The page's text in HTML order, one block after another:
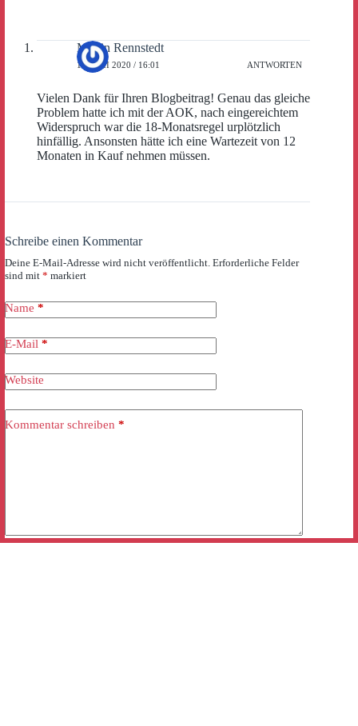
Martin Rennstedt
10. JULI 2020 / 16:01 ANTWORTEN
Vielen Dank für Ihren Blogbeitrag! Genau das gleiche
Problem hatte ich mit der AOK, nach eingereichtem
Widerspruch war die 18-Monatsregel urplötzlich
hinfällig. Ansonsten hätte ich eine Wartezeit von 12
Monaten in Kauf nehmen müssen.
Schreibe einen Kommentar
Deine E-Mail-Adresse wird nicht veröffentlicht. Erforderliche Felder
sind mit * markiert
Name *
E-Mail *
Website
Kommentar schreiben *